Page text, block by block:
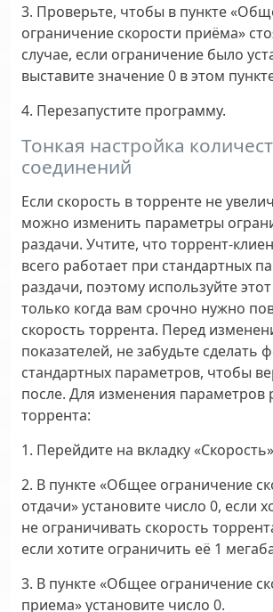
3. Проверьте, чтобы в пункте
ограничение скорости приёма»
случае, если ограничение было
выставите значение 0 в этом
4. Перезапустите программу.
Тонкая настройка
соединений
Если скорость в торренте не
можно изменить параметры
раздачи. Учтите, что торрент-
всего работает при стандартных
раздачи, поэтому используйте
только когда вам срочно нужно
скорость торрента. Перед
показателей, не забудьте сделать
стандартных параметров, чтобы
после. Для изменения параметров
торрента:
1. Перейдите на вкладку
2. В пункте «Общее ограничение
отдачи» установите число 0, если
не ограничивать скорость
если хотите ограничить её 1
3. В пункте «Общее ограничение
приема» установите число 0.